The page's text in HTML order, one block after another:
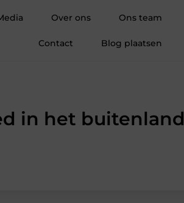
Over ons Ons team
Contact Blog plaatsen
in het buitenland